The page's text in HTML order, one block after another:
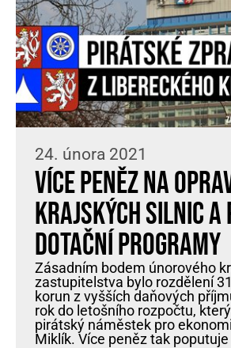
24. února 2021
Více peněz na
krajských silnic a
dotační programy
Zásadním bodem únorového
zastupitelstva bylo rozdělení
korun z vyšších daňových
rok do letošního rozpočtu,
pirátský náměstek pro
Miklík. Více peněz tak